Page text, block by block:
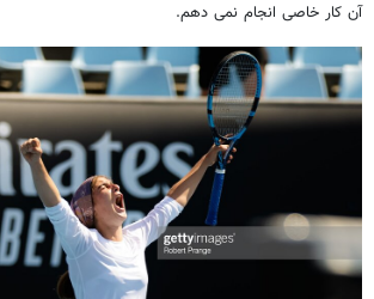
آن کار خاصی انجام نمی دهم.